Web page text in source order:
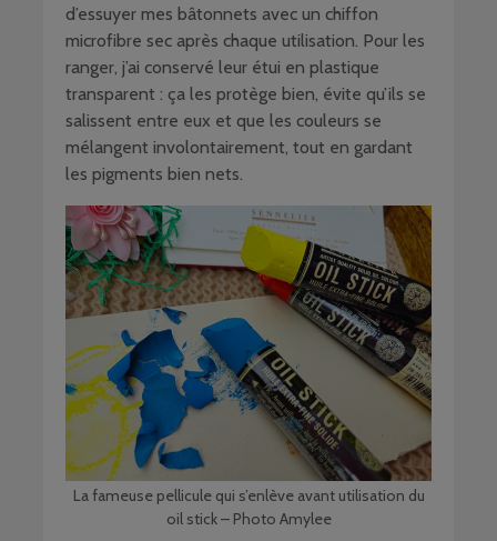
d’essuyer mes bâtonnets avec un chiffon
microfibre sec après chaque utilisation. Pour les
ranger, j’ai conservé leur étui en plastique
transparent : ça les protège bien, évite qu’ils se
salissent entre eux et que les couleurs se
mélangent involontairement, tout en gardant
les pigments bien nets.
La fameuse pellicule qui s’enlève avant utilisation du
oil stick – Photo Amylee